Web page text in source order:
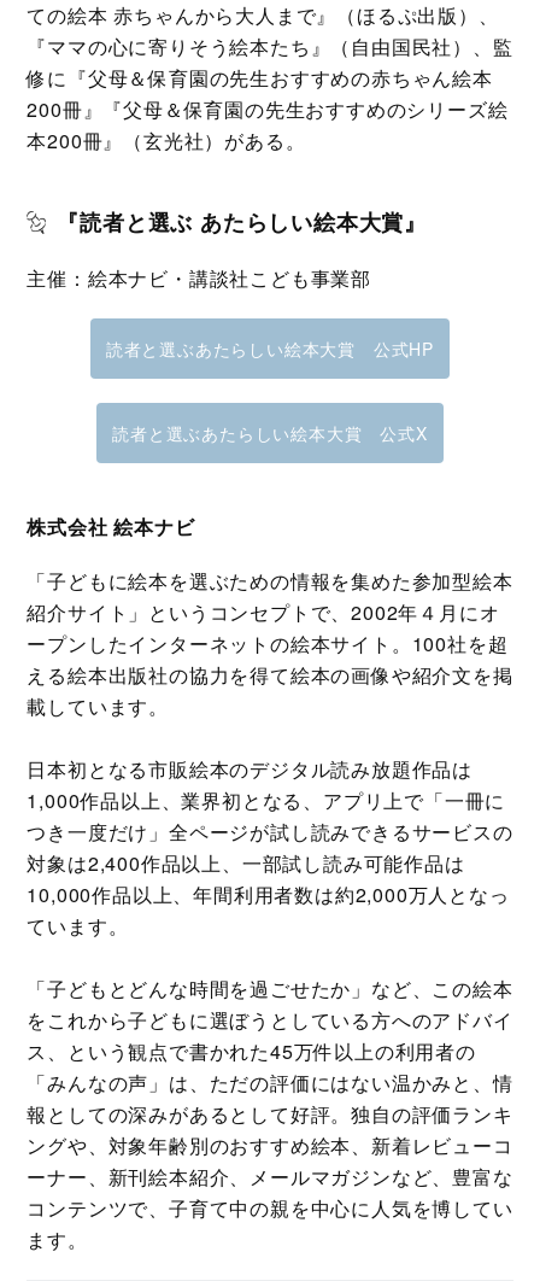
ての絵本 赤ちゃんから大人まで』（ほるぷ出版）、
『ママの心に寄りそう絵本たち』（自由国民社）、監
修に『父母＆保育園の先生おすすめの赤ちゃん絵本
200冊』『父母＆保育園の先生おすすめのシリーズ絵
本200冊』（玄光社）がある。
『読者と選ぶ あたらしい絵本大賞』
主催：絵本ナビ・講談社こども事業部
読者と選ぶあたらしい絵本大賞 公式HP
読者と選ぶあたらしい絵本大賞 公式X
株式会社 絵本ナビ
「子どもに絵本を選ぶための情報を集めた参加型絵本
紹介サイト」というコンセプトで、2002年４月にオ
ープンしたインターネットの絵本サイト。100社を超
える絵本出版社の協力を得て絵本の画像や紹介文を掲
載しています。
日本初となる市販絵本のデジタル読み放題作品は
1,000作品以上、業界初となる、アプリ上で「一冊に
つき一度だけ」全ページが試し読みできるサービスの
対象は2,400作品以上、一部試し読み可能作品は
10,000作品以上、年間利用者数は約2,000万人となっ
ています。
「子どもとどんな時間を過ごせたか」など、この絵本
をこれから子どもに選ぼうとしている方へのアドバイ
ス、という観点で書かれた45万件以上の利用者の
「みんなの声」は、ただの評価にはない温かみと、情
報としての深みがあるとして好評。独自の評価ランキ
ングや、対象年齢別のおすすめ絵本、新着レビューコ
ーナー、新刊絵本紹介、メールマガジンなど、豊富な
コンテンツで、子育て中の親を中心に人気を博してい
ます。